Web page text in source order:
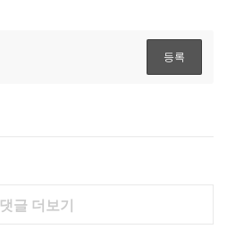
댓글 더보기